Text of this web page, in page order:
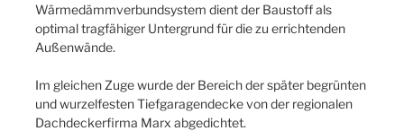
Wärmedämmverbundsystem dient der Baustoff als
optimal tragfähiger Untergrund für die zu errichtenden
Außenwände.
Im gleichen Zuge wurde der Bereich der später begrünten
und wurzelfesten Tiefgaragendecke von der regionalen
Dachdeckerfirma Marx abgedichtet.